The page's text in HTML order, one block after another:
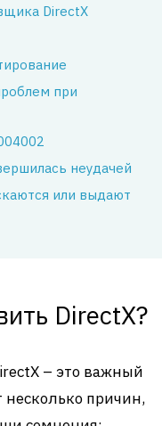
DirectX
при
неудачей
или выдают
DirectX?
– это важный
несколько причин,